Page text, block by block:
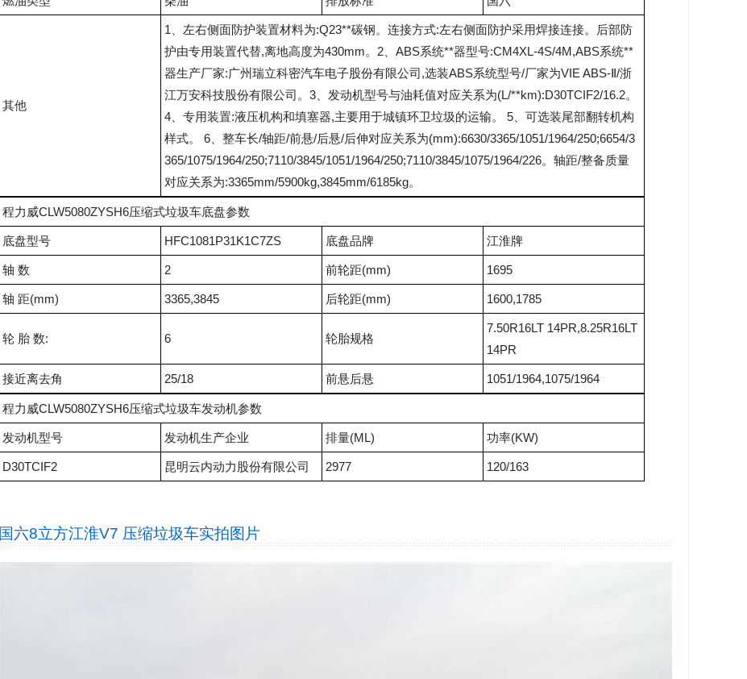
其他
1、左右侧面防护装置材料为:Q23**碳钢。连接方式:左右侧面防护采用焊接连接。后部防
护由专用装置代替,离地高度为430mm。2、ABS系统**器型号:CM4XL-4S/4M,ABS系统**
器生产厂家:广州瑞立科密汽车电子股份有限公司,选装ABS系统型号/厂家为VIE ABS-Ⅱ/浙
江万安科技股份有限公司。3、发动机型号与油耗值对应关系为(L/**km):D30TCIF2/16.2。
4、专用装置:液压机构和填塞器,主要用于城镇环卫垃圾的运输。 5、可选装尾部翻转机构
样式。 6、整车长/轴距/前悬/后悬/后伸对应关系为(mm):6630/3365/1051/1964/250;6654/3
365/1075/1964/250;7110/3845/1051/1964/250;7110/3845/1075/1964/226。轴距/整备质量
对应关系为:3365mm/5900kg,3845mm/6185kg。
程力威CLW5080ZYSH6压缩式垃圾车底盘参数
底盘型号 HFC1081P31K1C7ZS 底盘品牌 江淮牌
轴 数 2 前轮距(mm) 1695
轴 距(mm) 3365,3845 后轮距(mm) 1600,1785
轮 胎 数: 6 轮胎规格
7.50R16LT 14PR,8.25R16LT
14PR
接近离去角 25/18 前悬后悬 1051/1964,1075/1964
程力威CLW5080ZYSH6压缩式垃圾车发动机参数
发动机型号 发动机生产企业 排量(ML) 功率(KW)
D30TCIF2 昆明云内动力股份有限公司 2977 120/163
国六8立方江淮V7 压缩垃圾车实拍图片